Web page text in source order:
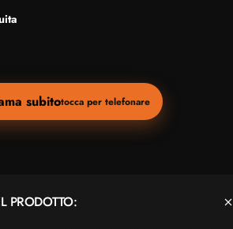
subitotocca per telefonare
PRODOTTO: